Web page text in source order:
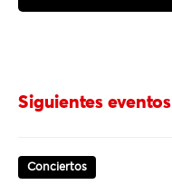
Siguientes eventos
Conciertos